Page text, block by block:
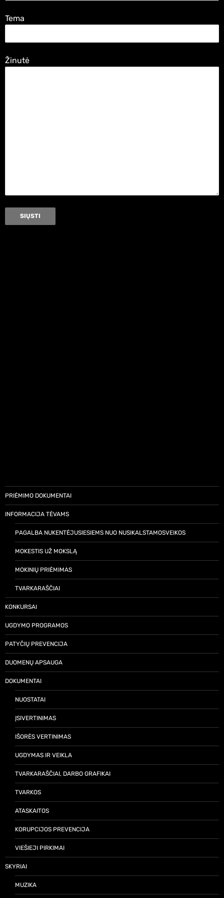
Tema
Žinutė
PRIĖMIMO DOKUMENTAI
INFORMACIJA TĖVAMS
PAGALBA NUKENTĖJUSIESIEMS NUO NUSIKALSTAMOSVEIKOS
MOKESTIS UŽ MOKSLĄ
MOKINIŲ PRIĖMIMAS
TVARKARAŠČIAI
KONKURSAI
UGDYMO PROGRAMOS
PATYČIŲ PREVENCIJA
DUOMENŲ APSAUGA
DOKUMENTAI
NUOSTATAI
ĮSIVERTINIMAS
IŠORĖS VERTINIMAS
UGDYMAS IR VEIKLA
TVARKARAŠČIAI, DARBO GRAFIKAI
TVARKOS
ATASKAITOS
KORUPCIJOS PREVENCIJA
VIEŠIEJI PIRKIMAI
SKYRIAI
MUZIKA